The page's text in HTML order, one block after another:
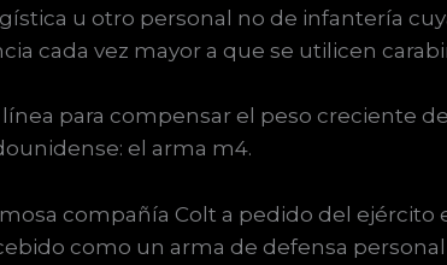
u otro personal no de infantería
cada vez mayor a que se utilicen
para compensar el peso creciente
el arma m4.
compañía Colt a pedido del
como un arma de defensa